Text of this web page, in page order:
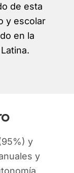
de esta
y escolar
en la
y
y